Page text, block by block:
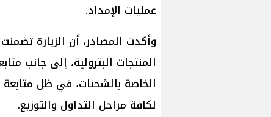
عمليات الإمداد.
وأكدت المصادر، أن الزيارة
المنتجات البترولية، إلى جانب
الخاصة بالشحنات، في ظل متابعة
لكافة مراحل التداول والتوزيع.